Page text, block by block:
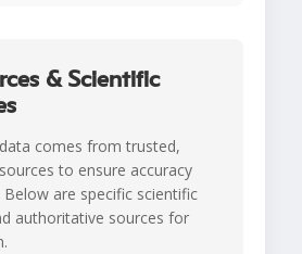
& Scientific
comes from trusted,
to ensure accuracy
Below are specific scientific
authoritative sources for